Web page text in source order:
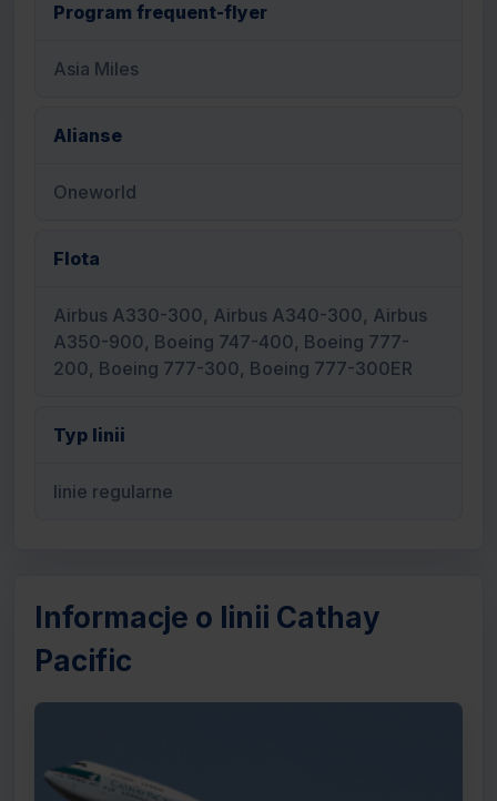
Program frequent-flyer
Asia Miles
Alianse
Oneworld
Flota
Airbus A330-300, Airbus A340-300, Airbus
A350-900, Boeing 747-400, Boeing 777-
200, Boeing 777-300, Boeing 777-300ER
Typ linii
linie regularne
Informacje o linii Cathay
Pacific